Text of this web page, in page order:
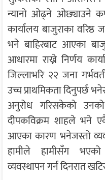
न्यानो ओढ्ने ओछ्याउने
कार्यालय बाजुराका
भने बाहिरबाट आएका
आधारमा राख्ने निर्णय
जिल्लाभरि २२ जना
उच्च प्राथमिकता दिनुपर्छ
अनुरोध गरिसकेको
दीपकविक्रम शाहले भने
आएका कारण भनेजस्तो
हामीले हामीसँग भएको
व्यवस्थापन गर्न दिनरात